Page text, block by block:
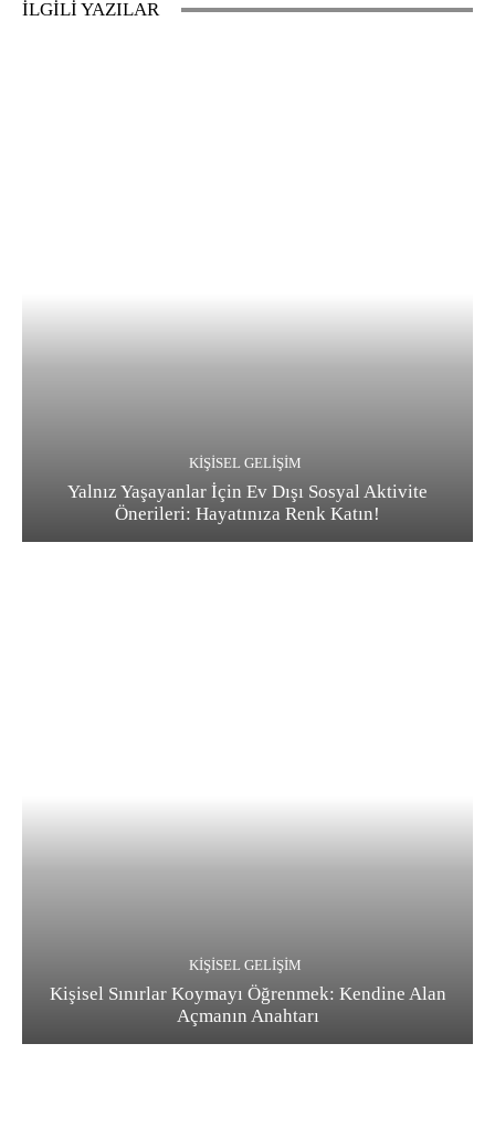
İLGİLİ YAZILAR
KIŞISEL GELIŞIM
Yalnız Yaşayanlar İçin Ev Dışı Sosyal Aktivite
Önerileri: Hayatınıza Renk Katın!
KIŞISEL GELIŞIM
Kişisel Sınırlar Koymayı Öğrenmek: Kendine Alan
Açmanın Anahtarı